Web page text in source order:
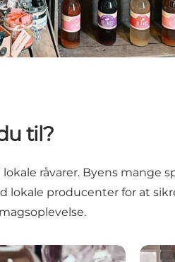
til?
råvarer. Byens mange
lokale producenter for at
Cafeer